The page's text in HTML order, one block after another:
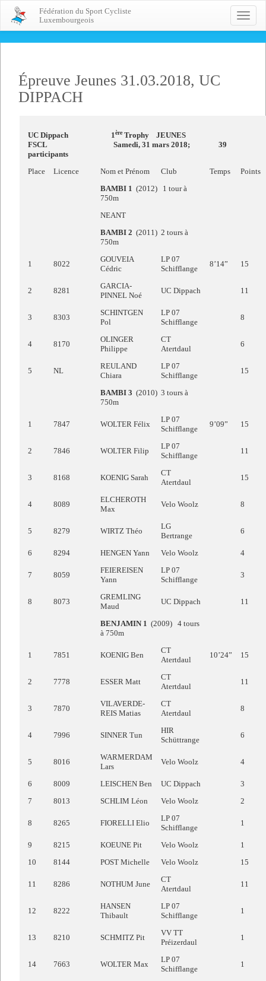
Toggle
Fédération du Sport Cycliste
Luxembourgeois
Épreuve Jeunes 31.03.2018, UC
DIPPACH
UC Dippach 1ère Trophy JEUNES
FSCL Samedi, 31 mars 2018; 39
participants
Place
Licence Nom et Prénom Club Temps
Points
BAMBI 1 (2012) 1 tour à
750m
NEANT
BAMBI 2 (2011) 2 tours à
750m
1 8022
GOUVEIA
Cédric
LP 07
Schifflange
8’14” 15
2 8281
GARCIA-
PINNEL Noé
UC Dippach 11
3 8303
SCHINTGEN
Pol
LP 07
Schifflange
8
4 8170
OLINGER
Philippe
CT
Atertdaul
6
5 NL
REULAND
Chiara
LP 07
Schifflange
15
BAMBI 3 (2010) 3 tours à
750m
1 7847 WOLTER Félix
LP 07
Schifflange
9’09” 15
2 7846 WOLTER Filip
LP 07
Schifflange
11
3 8168 KOENIG Sarah
CT
Atertdaul
15
4 8089
ELCHEROTH
Max
Velo Woolz 8
5 8279 WIRTZ Théo
LG
Bertrange
6
6 8294 HENGEN Yann Velo Woolz 4
7 8059
FEIEREISEN
Yann
LP 07
Schifflange
3
8 8073
GREMLING
Maud
UC Dippach 11
BENJAMIN 1 (2009) 4 tours
à 750m
1 7851 KOENIG Ben
CT
Atertdaul
10’24” 15
2 7778 ESSER Matt
CT
Atertdaul
11
3 7870
VILAVERDE-
REIS Matias
CT
Atertdaul
8
4 7996 SINNER Tun
HIR
Schüttrange
6
5 8016
WARMERDAM
Lars
Velo Woolz 4
6 8009 LEISCHEN Ben UC Dippach
3
7
8013 SCHLIM Léon Velo Woolz 2
8 8265 FIORELLI Elio
LP 07
Schifflange
1
9 8215 KOEUNE Pit Velo Woolz
1
10
8144 POST Michelle Velo Woolz 15
11 8286 NOTHUM June
CT
Atertdaul
11
12 8222
HANSEN
Thibault
LP 07
Schifflange
1
13 8210 SCHMITZ Pit
VV TT
Préizerdaul
1
14 7663 WOLTER Max
LP 07
Schifflange
1